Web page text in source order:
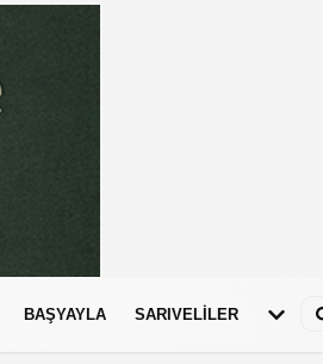
BAŞYAYLA SARIVELİLER